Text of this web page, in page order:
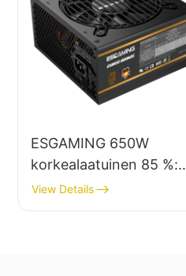
ESGAMING 650W
korkealaatuinen 85 %:n
hyötysuhteella
varustettu
View Details